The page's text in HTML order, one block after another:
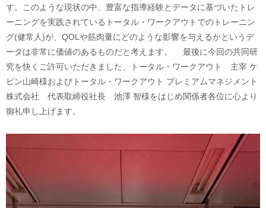
す。このような現状の中、豊富な指導経験とデータに基づいたトレ
ーニングを実践されているトータル・ワークアウトでのトレーニン
グ(健常人)が、QOLや筋肉量にどのような影響を与えるかというデ
ータは非常に価値のあるものだと考えます。 最後に今回の共同研
究を快くご許可いただきました、トータル・ワークアウト 主宰 ケ
ビン山崎様およびトータル・ワークアウト プレミアムマネジメント
株式会社 代表取締役社長 池澤 智様をはじめ関係者各位に心より
御礼申し上げます。